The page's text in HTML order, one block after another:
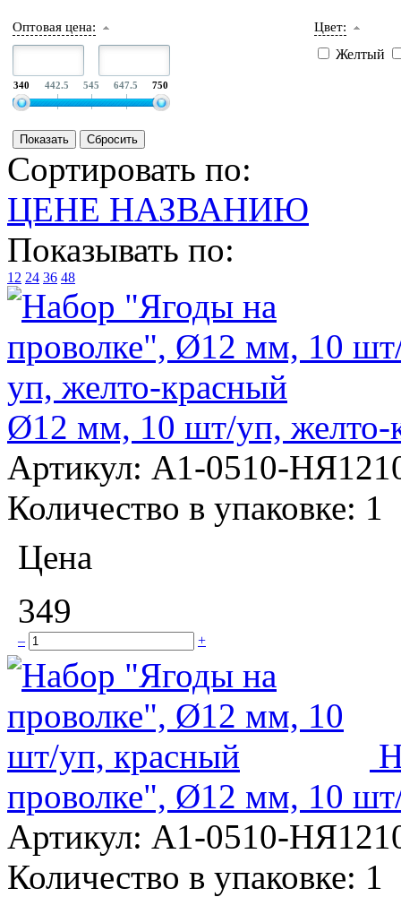
Оптовая цена:
340 442.5 545 647.5 750
Цвет:
Желтый
Сортировать по:
ЦЕНЕ НАЗВАНИЮ
Показывать по:
12 24 36 48
Ø12 мм, 10 шт/уп, желто-
Артикул: А1-0510-
Количество в упаковке: 1
Цена
349
– +
проволке", Ø12 мм, 10
Артикул: А1-0510-
Количество в упаковке: 1